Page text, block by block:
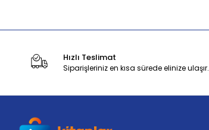
Hızlı Teslimat
Siparişleriniz en kısa sürede elinize ulaşır.